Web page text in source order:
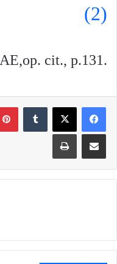
(2)
AE,op. cit., p.131.
مشاركة عبر البريد طباعة